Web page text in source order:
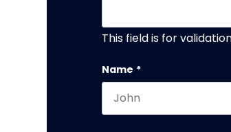
This field is for
Name *